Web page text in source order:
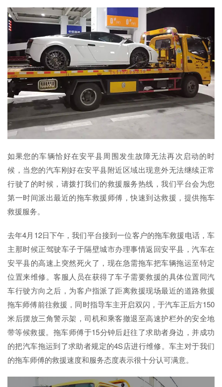
如果您的车辆恰好在安平县周围发生故障无法再次启动的时
候，当您的汽车刚好在安平县附近区域出现意外无法继续正常
行驶了的时候，请拨打我们的救援服务热线，我们平台会为您
第一时间派出最近的拖车救援师傅，快速到达救援，提供拖车
救援服务。
去年4月12日下午，我们平台接到一位客户的拖车救援电话，车
主那时候正驾驶车子于隔壁城市办理事情返回安平县，汽车在
安平县的高速上突然死火了，现在急需拖车把车辆拖运至特定
位置来维修。客服人员在获得了车子需要救援的具体位置同汽
车行驶方向之后，为客户指派了距离救援现场最近的道路救援
拖车师傅前往救援，同时指导车主开启双闪，于汽车正后方150
米后摆放三角警示架，司机和乘客撤退至高速护栏外的安全地
带等候救援。拖车师傅于15分钟后赶往了求助者身边，并成功
的把汽车拖运到了求助者规定的4S店进行维修。车主对于我们
的拖车师傅的救援速度和服务态度表示很十分认可满意。